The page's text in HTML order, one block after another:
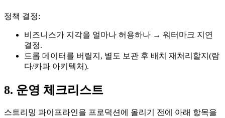
정책 결정:
비즈니스가 지각을 얼마나 허용하나 → 워터마크 지연
결정.
드롭 데이터를 버릴지, 별도 보관 후 배치 재처리할지(람
다/카파 아키텍처).
8. 운영 체크리스트
스트리밍 파이프라인을 프로덕션에 올리기 전에 아래 항목을